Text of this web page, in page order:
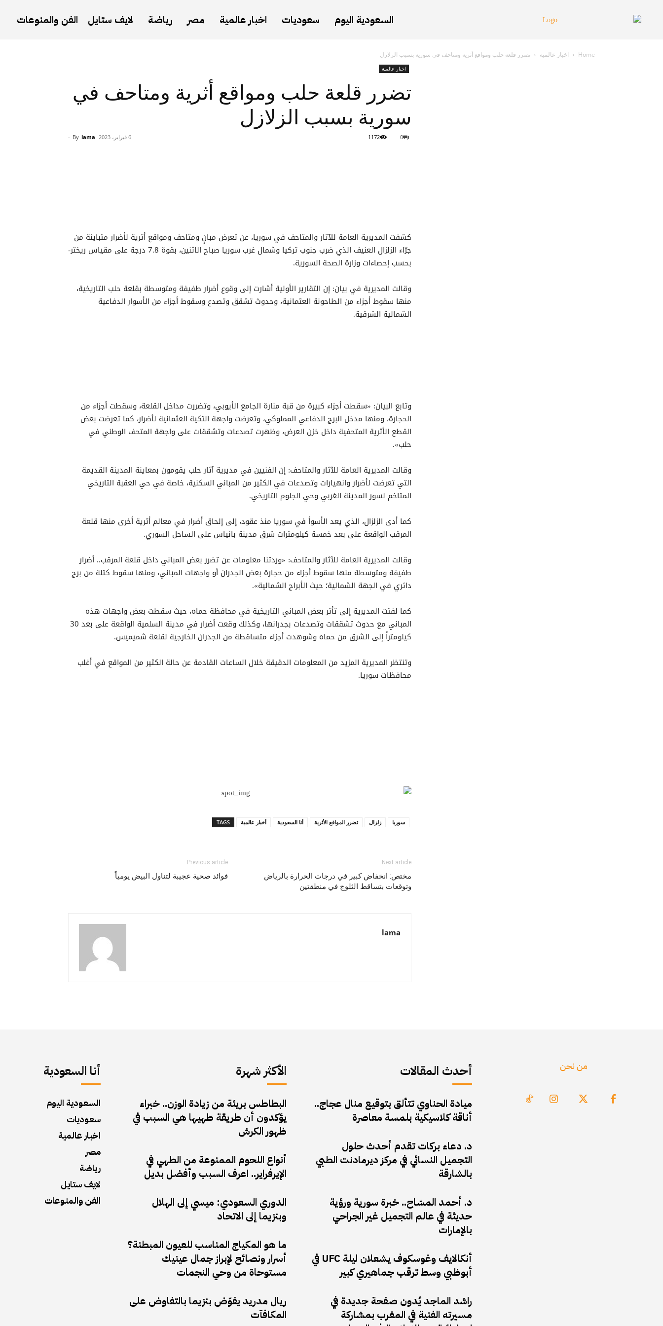
السعودية اليوم سعوديات اخبار عالمية مصر رياضة لايف ستايل الفن والمنوعات
Home اخبار عالمية تضرر قلعة حلب ومواقع أثرية ومتاحف في سورية بسبب الزلازل
اخبار عالمية
تضرر قلعة حلب ومواقع أثرية ومتاحف في
سورية بسبب الزلازل
By lama
- 6 فبراير، 2023 0
1172
كشفت المديرية العامة للآثار والمتاحف في سوريا، عن تعرض مبانٍ ومتاحف ومواقع أثرية لأضرار متباينة من
جرّاء الزلزال العنيف الذي ضرب جنوب تركيا وشمال غرب سوريا صباح الاثنين، بقوة 7.8 درجة على مقياس ريختر-
بحسب إحصاءات وزارة الصحة السورية.
وقالت المديرية في بيان: إن التقارير الأولية أشارت إلى وقوع أضرار طفيفة ومتوسطة بقلعة حلب التاريخية،
منها سقوط أجزاء من الطاحونة العثمانية، وحدوث تشقق وتصدع وسقوط أجزاء من الأسوار الدفاعية
الشمالية الشرقية.
وتابع البيان: «سقطت أجزاء كبيرة من قبة منارة الجامع الأيوبي، وتضررت مداخل القلعة، وسقطت أجزاء من
الحجارة، ومنها مدخل البرج الدفاعي المملوكي، وتعرضت واجهة التكية العثمانية لأضرار، كما تعرضت بعض
القطع الأثرية المتحفية داخل خزن العرض، وظهرت تصدعات وتشققات على واجهة المتحف الوطني في
حلب».
وقالت المديرية العامة للآثار والمتاحف: إن الفنيين في مديرية آثار حلب يقومون بمعاينة المدينة القديمة
التي تعرضت لأضرار وانهيارات وتصدعات في الكثير من المباني السكنية، خاصة في حي العقبة التاريخي
المتاخم لسور المدينة الغربي وحي الجلوم التاريخي.
كما أدى الزلزال، الذي يعد الأسوأ في سوريا منذ عقود، إلى إلحاق أضرار في معالم أثرية أخرى منها قلعة
المرقب الواقعة على بعد خمسة كيلومترات شرق مدينة بانياس على الساحل السوري.
وقالت المديرية العامة للآثار والمتاحف: «وردتنا معلومات عن تضرر بعض المباني داخل قلعة المرقب.. أضرار
طفيفة ومتوسطة منها سقوط أجزاء من حجارة بعض الجدران أو واجهات المباني، ومنها سقوط كتلة من برج
دائري في الجهة الشمالية؛ حيث الأبراج الشمالية».
كما لفتت المديرية إلى تأثر بعض المباني التاريخية في محافظة حماه، حيث سقطت بعض واجهات هذه
المباني مع حدوث تشققات وتصدعات بجدرانها، وكذلك وقعت أضرار في مدينة السلمية الواقعة على بعد 30
كيلومتراً إلى الشرق من حماه وشوهدت أجزاء متساقطة من الجدران الخارجية لقلعة شميميس.
وتنتظر المديرية المزيد من المعلومات الدقيقة خلال الساعات القادمة عن حالة الكثير من المواقع في أغلب
محافظات سوريا.
TAGS أخبار عالمية أنا السعودية تضرر المواقع الأثرية زلزال سوريا
Previous article
فوائد صحية عجيبة لتناول البيض يومياً
Next article
مختص: انخفاض كبير في درجات الحرارة بالرياض
وتوقعات بتساقط الثلوج في منطقتين
lama
أنا السعودية
السعودية اليوم
سعوديات
اخبار عالمية
مصر
رياضة
لايف ستايل
الفن والمنوعات
الأكثر شهرة
البطاطس بريئة من زيادة الوزن.. خبراء
يؤكدون أن طريقة طهيها هي السبب في
ظهور الكرش
أنواع اللحوم الممنوعة من الطهي في
الإيرفراير.. اعرف السبب وأفضل بديل
الدوري السعودي: ميسي إلى الهلال
وبنزيما إلى الاتحاد
ما هو المكياج المناسب للعيون المبطنة؟
أسرار ونصائح لإبراز جمال عينيك
مستوحاة من وحي النجمات
ريال مدريد يفوّض بنزيما بالتفاوض على
المكافآت
أحدث المقالات
ميادة الحناوي تتألق بتوقيع منال عجاج..
أناقة كلاسيكية بلمسة معاصرة
د. دعاء بركات تقدم أحدث حلول
التجميل النسائي في مركز ديرمادنت الطبي
بالشارقة
د. أحمد المسّاح.. خبرة سورية ورؤية
حديثة في عالم التجميل غير الجراحي
بالإمارات
أنكالايف وغوسكوف يشعلان ليلة UFC في
أبوظبي وسط ترقب جماهيري كبير
راشد الماجد يُدون صفحة جديدة في
مسيرته الفنية في المغرب بمشاركة
من نحن